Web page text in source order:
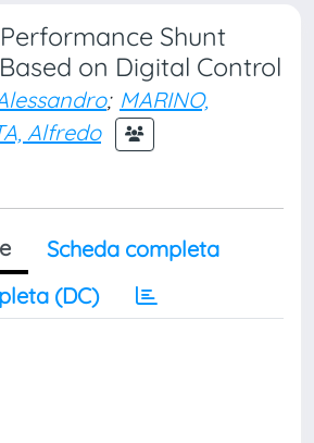
Shunt
on Digital Control
; MARINO,
Alfredo
Scheda completa
(DC)